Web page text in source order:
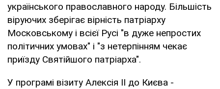
українського православного народу. Більшість
віруючих зберігає вірність патріарху
Московському і всієї Русі "в дуже непростих
політичних умовах" і "з нетерпінням чекає
приїзду Святійшого патріарха".
У програмі візиту Алексія II до Києва -